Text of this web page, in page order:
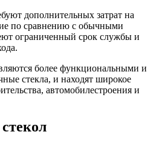
дополнительных затрат на
по сравнению с обычными
ограниченный срок службы и
более функциональными и
стекла, и находят широкое
автомобилестроения и